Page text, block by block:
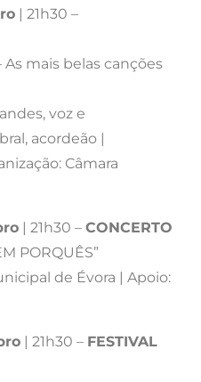
| 21h30 –
As mais belas canções
voz e
acordeão |
Câmara
| 21h30 – CONCERTO
PORQUÊS”
de Évora | Apoio:
| 21h30 – FESTIVAL